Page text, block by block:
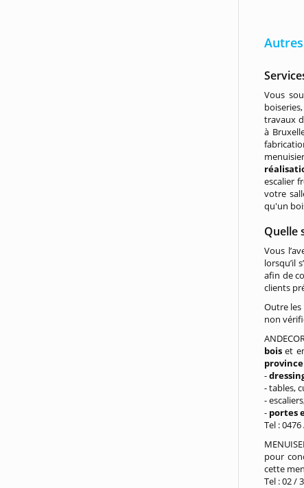
Vous
travaux
à
escalier
votre
qu'un
Quelle
Vous
lorsqu’il
afin de
clients
Outre
non
bois et
-
- tables,
-
- portes
Tel :
pour
cette
Tel : 02 /